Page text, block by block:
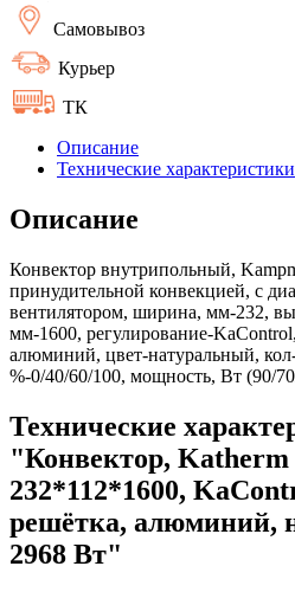
Самовывоз
Курьер
ТК
Описание
Технические характеристики
Описание
Конвектор внутрипольный,
принудительной конвекцией, с
вентилятором, ширина, мм-232,
мм-1600, регулирование-
алюминий, цвет-натуральный,
%-0/40/60/100, мощность, Вт (90/
Технические
"Конвектор,
232*112*1600,
решётка, алюминий,
2968 Вт"